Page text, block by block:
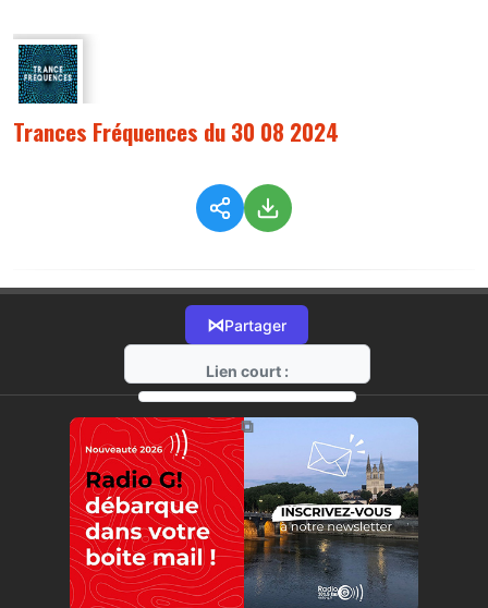
Trances Fréquences du 30 08 2024
⋈Partager
Lien court :
https://radio-g.fr?15325
⧉